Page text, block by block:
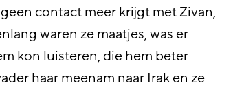
contact meer krijgt met Zivan,
waren ze maatjes, was er
kon luisteren, die hem beter
haar meenam naar Irak en ze